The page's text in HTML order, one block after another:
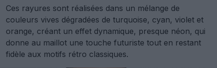
Ces rayures sont réalisées dans un mélange de
couleurs vives dégradées de turquoise, cyan, violet et
orange, créant un effet dynamique, presque néon, qui
donne au maillot une touche futuriste tout en restant
fidèle aux motifs rétro classiques.